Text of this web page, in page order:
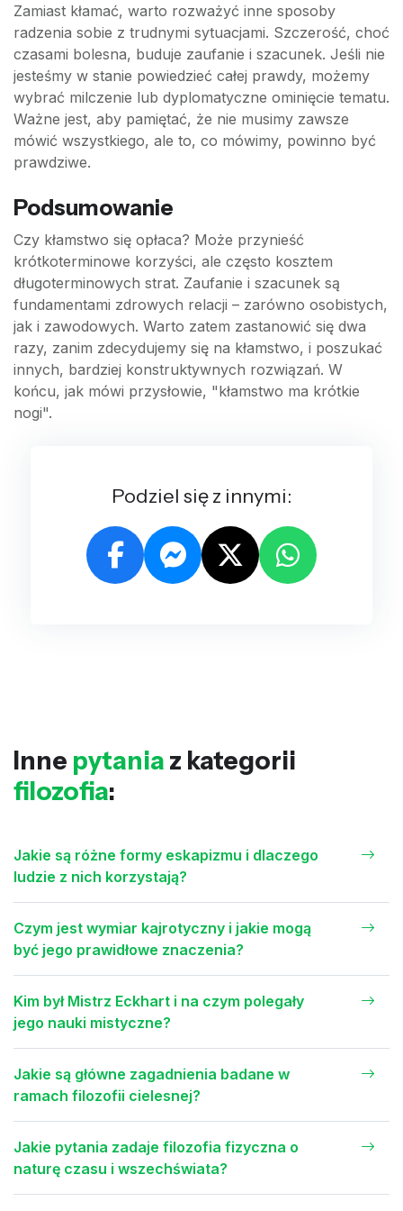
Zamiast kłamać, warto rozważyć inne sposoby
radzenia sobie z trudnymi sytuacjami. Szczerość, choć
czasami bolesna, buduje zaufanie i szacunek. Jeśli nie
jesteśmy w stanie powiedzieć całej prawdy, możemy
wybrać milczenie lub dyplomatyczne ominięcie tematu.
Ważne jest, aby pamiętać, że nie musimy zawsze
mówić wszystkiego, ale to, co mówimy, powinno być
prawdziwe.
Podsumowanie
Czy kłamstwo się opłaca? Może przynieść
krótkoterminowe korzyści, ale często kosztem
długoterminowych strat. Zaufanie i szacunek są
fundamentami zdrowych relacji – zarówno osobistych,
jak i zawodowych. Warto zatem zastanowić się dwa
razy, zanim zdecydujemy się na kłamstwo, i poszukać
innych, bardziej konstruktywnych rozwiązań. W
końcu, jak mówi przysłowie, "kłamstwo ma krótkie
nogi".
Podziel się z innymi:
Inne pytania z kategorii
filozofia:
Jakie są różne formy eskapizmu i dlaczego
ludzie z nich korzystają?
Czym jest wymiar kajrotyczny i jakie mogą
być jego prawidłowe znaczenia?
Kim był Mistrz Eckhart i na czym polegały
jego nauki mistyczne?
Jakie są główne zagadnienia badane w
ramach filozofii cielesnej?
Jakie pytania zadaje filozofia fizyczna o
naturę czasu i wszechświata?